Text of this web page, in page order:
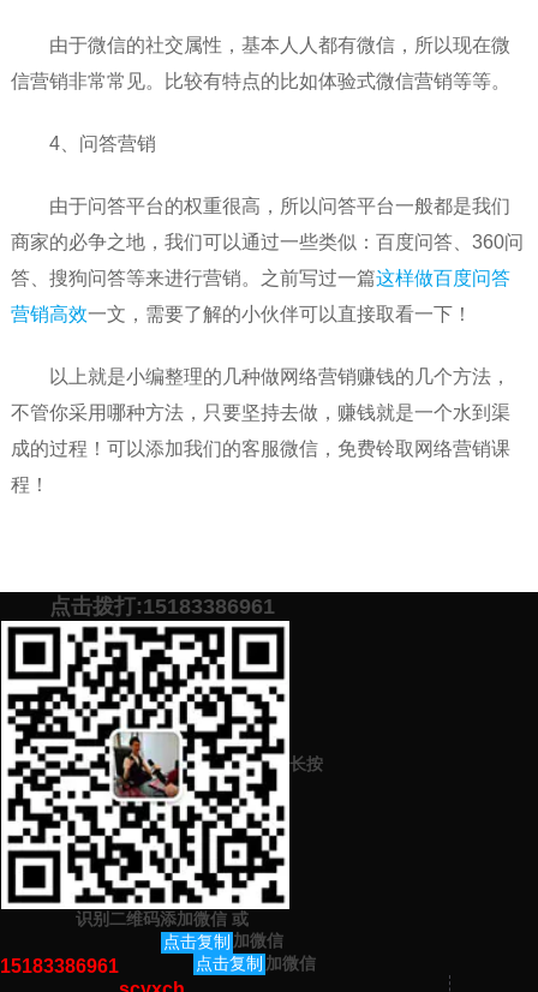
由于微信的社交属性，基本人人都有微信，所以现在微
信营销非常常见。比较有特点的比如体验式微信营销等等。
4、问答营销
由于问答平台的权重很高，所以问答平台一般都是我们
商家的必争之地，我们可以通过一些类似：百度问答、360问
答、搜狗问答等来进行营销。之前写过一篇这样做百度问答
营销高效一文，需要了解的小伙伴可以直接取看一下！
以上就是小编整理的几种做网络营销赚钱的几个方法，
不管你采用哪种方法，只要坚持去做，赚钱就是一个水到渠
成的过程！可以添加我们的客服微信，免费铃取网络营销课
程！
预约营销老师 添加微信号：scyxch
案！
上一篇：零基础学网络营销行吗？ 手把手带你入门
下一篇：企业网站关键词优化的方法与策略！（掌握这些就够了）
猜你感兴趣的内容
点击拨打:15183386961
长按
识别二维码添加微信 或
点击复制
15183386961
加微信
点击复制 加微信